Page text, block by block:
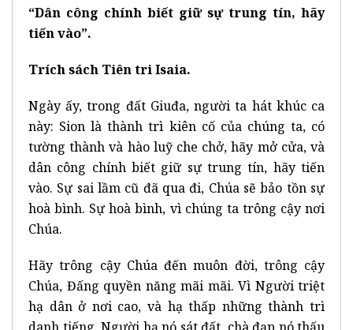
“Dân công chính biết giữ sự trung tín, hãy
tiến vào”.
Trích sách Tiên tri Isaia.
Ngày ấy, trong đất Giuđa, người ta hát khúc ca
này: Sion là thành trì kiên cố của chúng ta, có
tường thành và hào luỹ che chở, hãy mở cửa, và
dân công chính biết giữ sự trung tín, hãy tiến
vào. Sự sai lầm cũ đã qua đi, Chúa sẽ bảo tồn sự
hoà bình. Sự hoà bình, vì chúng ta trông cậy nơi
Chúa.
Hãy trông cậy Chúa đến muôn đời, trông cậy
Chúa, Đấng quyền năng mãi mãi. Vì Người triệt
hạ dân ở nơi cao, và hạ thấp những thành trì